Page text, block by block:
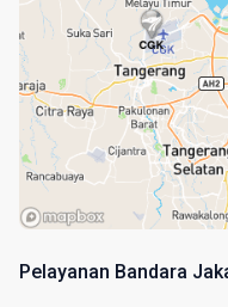
Pelayanan Bandara